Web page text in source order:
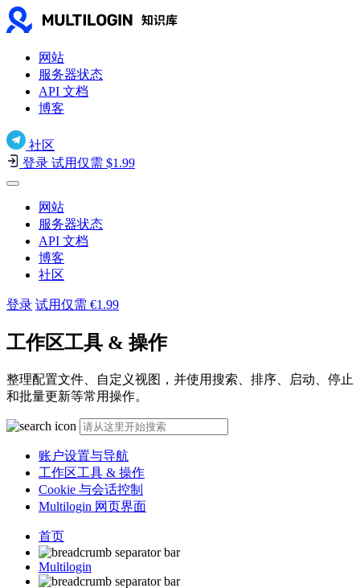
网站
服务器状态
API 文档
博客
社区
登录 试用仅需 $1.99
网站
服务器状态
API 文档
博客
社区
登录 试用仅需 €1.99
工作区工具 & 操作
整理配置文件、自定义视图，并使用搜索、排序、启动、停止
和批量更新等常用操作。
账户设置与导航
工作区工具 & 操作
Cookie 与会话控制
Multilogin 网页界面
首页
Multilogin